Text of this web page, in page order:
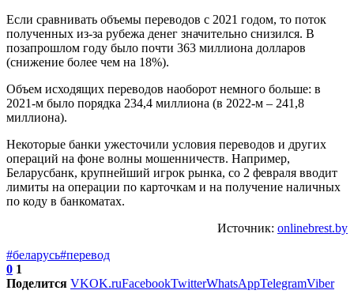
Если сравнивать объемы переводов с 2021 годом, то поток
полученных из-за рубежа денег значительно снизился. В
позапрошлом году было почти 363 миллиона долларов
(снижение более чем на 18%).
Объем исходящих переводов наоборот немного больше: в
2021-м было порядка 234,4 миллиона (в 2022-м – 241,8
миллиона).
Некоторые банки ужесточили условия переводов и других
операций на фоне волны мошенничеств. Например,
Беларусбанк, крупнейший игрок рынка, со 2 февраля вводит
лимиты на операции по карточкам и на получение наличных
по коду в банкоматах.
Источник: onlinebrest.by
#беларусь#перевод
0 1
Поделится VKOK.ruFacebookTwitterWhatsAppTelegramViber